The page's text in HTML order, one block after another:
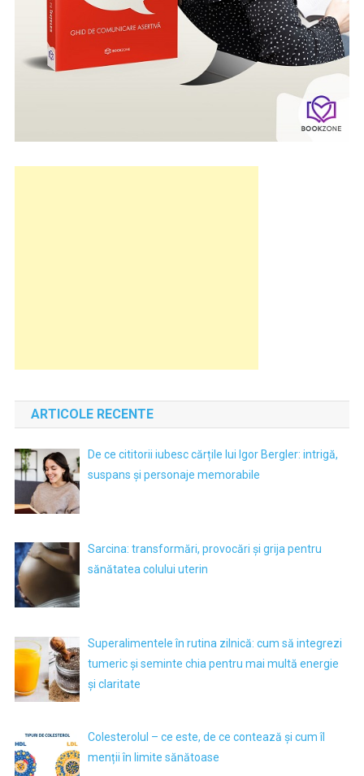
ARTICOLE RECENTE
De ce cititorii iubesc cărțile lui Igor Bergler: intrigă,
suspans și personaje memorabile
Sarcina: transformări, provocări și grija pentru
sănătatea colului uterin
Superalimentele în rutina zilnică: cum să integrezi
tumeric și seminte chia pentru mai multă energie
și claritate
Colesterolul – ce este, de ce contează și cum îl
menții în limite sănătoase